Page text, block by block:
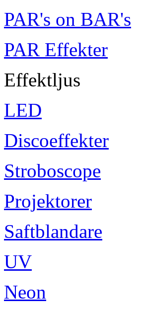
PAR's on BAR's
PAR Effekter
Effektljus
LED
Discoeffekter
Stroboscope
Projektorer
Saftblandare
UV
Neon